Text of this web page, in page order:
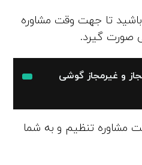
تا جهت وقت مشاوره
صورت گیرد.
و غیرمجاز گوشی
ساعت وقت مشاوره تنظیم و به شما